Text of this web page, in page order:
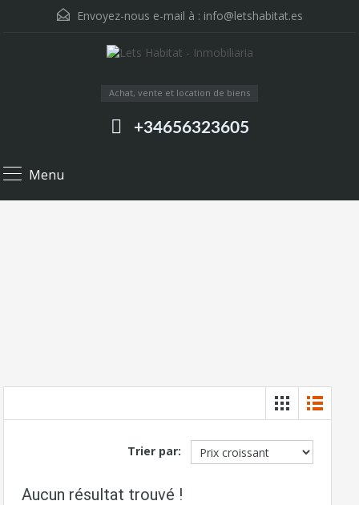
Envoyez-nous e-mail à : info@letshabitat.es
Achat, vente et location de biens
+34656323605
Menu
Trier par:
Aucun résultat trouvé !